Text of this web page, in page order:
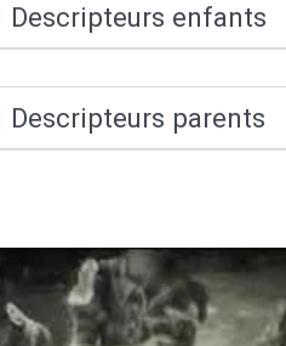
Descripteurs enfants
Freesbee|Jeu de plage
Descripteurs parents